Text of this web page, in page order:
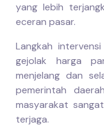
yang lebih
eceran pasar.
Langkah
gejolak harga
menjelang dan
pemerintah
masyarakat
terjaga.